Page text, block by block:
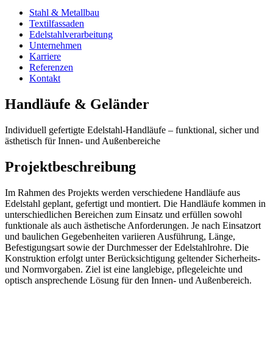
Stahl & Metallbau
Textilfassaden
Edelstahlverarbeitung
Unternehmen
Karriere
Referenzen
Kontakt
Handläufe & Geländer
Individuell gefertigte Edelstahl-Handläufe – funktional, sicher und
ästhetisch für Innen- und Außenbereiche
Projektbeschreibung
Im Rahmen des Projekts werden verschiedene Handläufe aus
Edelstahl geplant, gefertigt und montiert. Die Handläufe kommen in
unterschiedlichen Bereichen zum Einsatz und erfüllen sowohl
funktionale als auch ästhetische Anforderungen. Je nach Einsatzort
und baulichen Gegebenheiten variieren Ausführung, Länge,
Befestigungsart sowie der Durchmesser der Edelstahlrohre. Die
Konstruktion erfolgt unter Berücksichtigung geltender Sicherheits-
und Normvorgaben. Ziel ist eine langlebige, pflegeleichte und
optisch ansprechende Lösung für den Innen- und Außenbereich.